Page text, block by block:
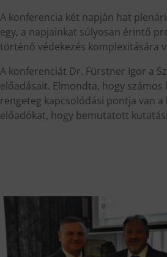
A konferencia két napján hat
egy, a napjainkat súlyosan érintő
történő védekezés komplexitására
A konferenciát Dr. Fürstner Igor a
előadásait. Elmondta, hogy
rengeteg kapcsolódási pontja van
előadókat, hogy bemutatott